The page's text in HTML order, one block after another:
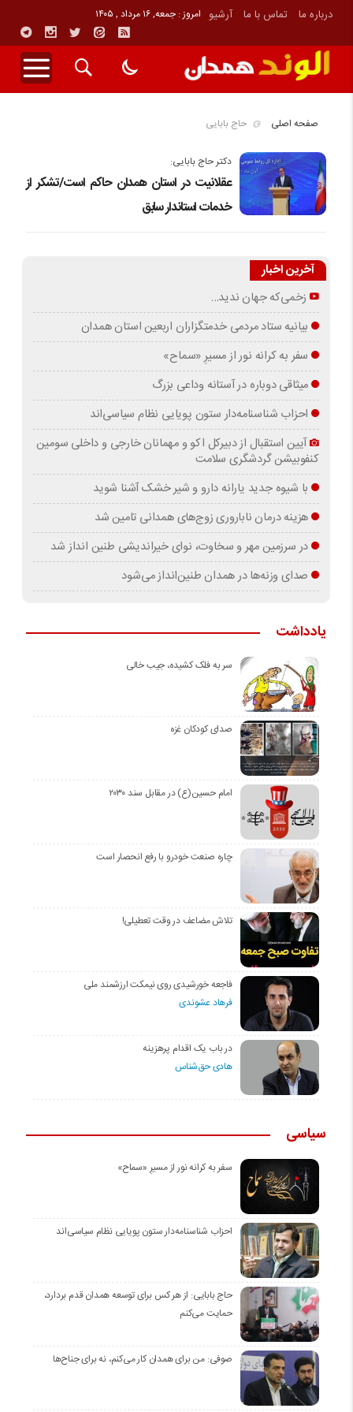
درباره ما تماس با ما آرشیو امروز : جمعه, ۱۶ مرداد , ۱۴۰۵
صفحه اصلی حاج بابایی
دکتر حاج بابایی:
عقلانیت در استان همدان حاکم است/تشکر از
خدمات استاندار سابق
آخرین اخبار
زخمی‌که جهان ندید…
بیانیه ستاد مردمی خدمتگزاران اربعین استان همدان
سفر به کرانه‌ نور از مسیرِ «سماح»
میثاقی دوباره در آستانه‌ وداعی بزرگ
احزاب شناسنامه‌دار ستون پویایی نظام سیاسی‌اند
آیین استقبال از دبیرکل اکو و مهمانان خارجی و داخلی سومین
کنفوبیشن گردشگری سلامت
با شیوه جدید یارانه دارو و شیر خشک آشنا شوید
هزینه درمان ناباروری زوج‌های همدانی تامین شد
در سرزمین مهر و سخاوت، نوای خیراندیشی طنین انداز شد
صدای وزنه‌ها در همدان طنین‌انداز می‌شود
یادداشت
سر به فلک کشیده، جیب خالی
صدای کودکان غزه
امام حسین(ع) در مقابل سند ۲۰۳۰
چاره صنعت خودرو با رفع انحصار است
تلاش مضاعف در وقت تعطیلی!
فاجعه خورشیدی روی نیمکت ارزشمند ملی
فرهاد عشوندی
در باب یک اقدام پرهزینه
هادی حق‌شناس
سیاسی
سفر به کرانه‌ نور از مسیرِ «سماح»
احزاب شناسنامه‌دار ستون پویایی نظام سیاسی‌اند
حاج بابایی: از هر کس برای توسعه همدان قدم بردارد،
حمایت می‌کنم
صوفی: من برای همدان کار می‌کنم، نه برای جناح‌ها